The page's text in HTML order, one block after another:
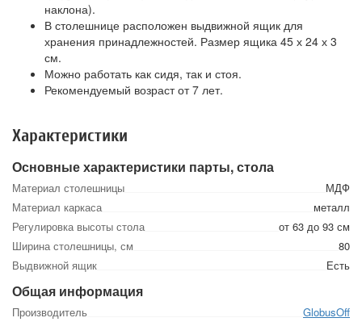
наклона).
В столешнице расположен выдвижной ящик для
хранения принадлежностей. Размер ящика 45 х 24 х 3
см.
Можно работать как сидя, так и стоя.
Рекомендуемый возраст от 7 лет.
Характеристики
Основные характеристики парты, стола
Материал столешницы
МДФ
Материал каркаса
металл
Регулировка высоты стола
от 63 до 93 см
Ширина столешницы, см
80
Выдвижной ящик
Есть
Общая информация
Производитель
GlobusOff